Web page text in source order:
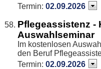
Termin: 02.09.2026
Pflegeassistenz -
Auswahlseminar
Im kostenlosen
den Beruf
Termin: 02.09.2026